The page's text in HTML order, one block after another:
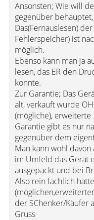
Ansonsten; Wie will
gegenüber
Das(Fernauslesen)
Fehlerspeicher) ist
möglich.
Ebenso kann man ja
lesen, das ER den
konnte.
Zur Garantie; Das
alt, verkauft wurde
(mögliche), erweiterte
Garantie gibt es nur
gegenüber dem
Man kann wohl davon
im Umfeld das Gerät
ausgepackt und bei
Also rein fachlich
der SChenker/Käufer
Gruss